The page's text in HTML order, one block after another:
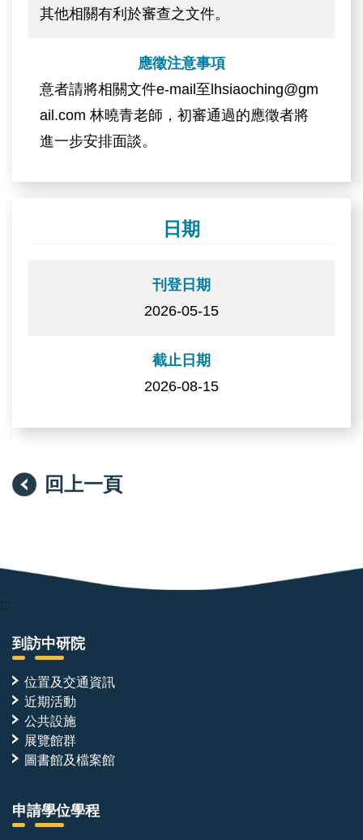
其他相關有利於審查之文件。
應徵注意事項
意者請將相關文件e-mail至lhsiaoching@gm
ail.com 林曉青老師，初審通過的應徵者將
進一步安排面談。
日期
刊登日期
2026-05-15
截止日期
2026-08-15
回上一頁
:::
到訪中研院
位置及交通資訊
近期活動
公共設施
展覽館群
圖書館及檔案館
申請學位學程